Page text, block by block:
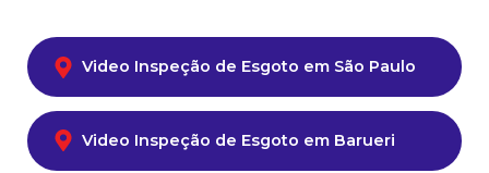
Video Inspeção de Esgoto em São Paulo
Video Inspeção de Esgoto em Barueri